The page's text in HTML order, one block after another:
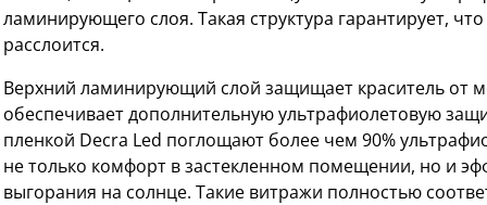
ламинирующего слоя. Такая структура гарантирует,
расслоится.
Верхний ламинирующий слой защищает краситель от
обеспечивает дополнительную ультрафиолетовую
пленкой Decra Led поглощают более чем 90%
не только комфорт в застекленном помещении, но и
выгорания на солнце. Такие витражи полностью